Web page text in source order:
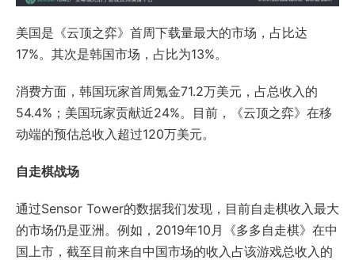
美国是《云顶之弈》首周下载量最大的市场，占比达
17%。其次是韩国市场，占比为13%。
消费方面，韩国玩家首周氪金71.2万美元，占总收入的
54.4%；美国玩家贡献近24%。目前，《云顶之弈》在移
动端的预估总收入超过120万美元。
自走棋战场
通过Sensor Tower的数据我们发现，目前自走棋收入最大
的市场仍是亚洲。例如，2019年10月《多多自走棋》在中
国上市，截至目前来自中国市场的收入占该游戏总收入的